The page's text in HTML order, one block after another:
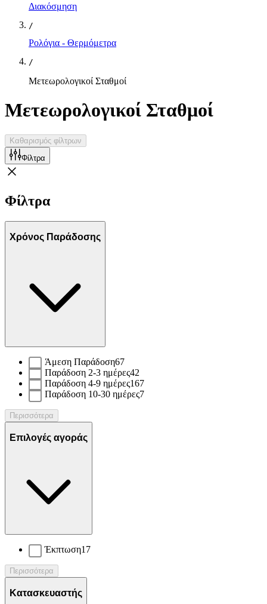
Διακόσμηση
/
Ρολόγια - Θερμόμετρα
/
Μετεωρολογικοί Σταθμοί
Μετεωρολογικοί Σταθμοί
Καθαρισμός φίλτρων
Φίλτρα
Φίλτρα
Χρόνος Παράδοσης
Άμεση Παράδοση67
Παράδοση 2-3 ημέρες42
Παράδοση 4-9 ημέρες167
Παράδοση 10-30 ημέρες7
Περισσότερα
Επιλογές αγοράς
Έκπτωση17
Περισσότερα
Κατασκευαστής